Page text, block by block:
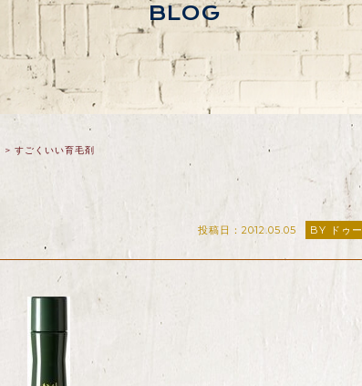
BLOG
> すごくいい育毛剤
投稿日：2012.05.05 BY ドゥー